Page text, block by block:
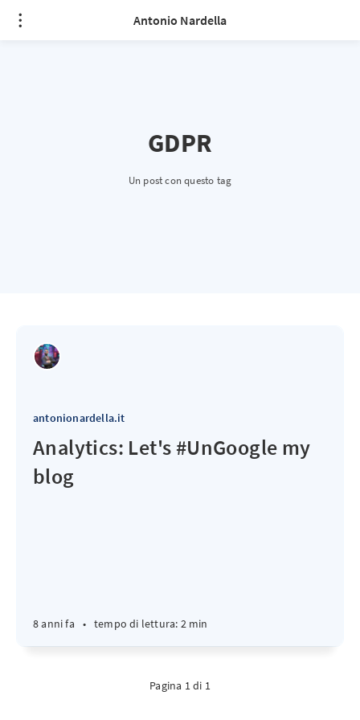
Antonio Nardella
GDPR
Un post con questo tag
antonionardella.it
Analytics: Let's #UnGoogle my
blog
8 anni fa • tempo di lettura: 2 min
Pagina 1 di 1